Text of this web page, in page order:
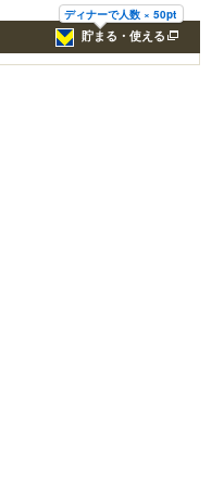
ディナーで人数 × 50pt
貯まる・使える